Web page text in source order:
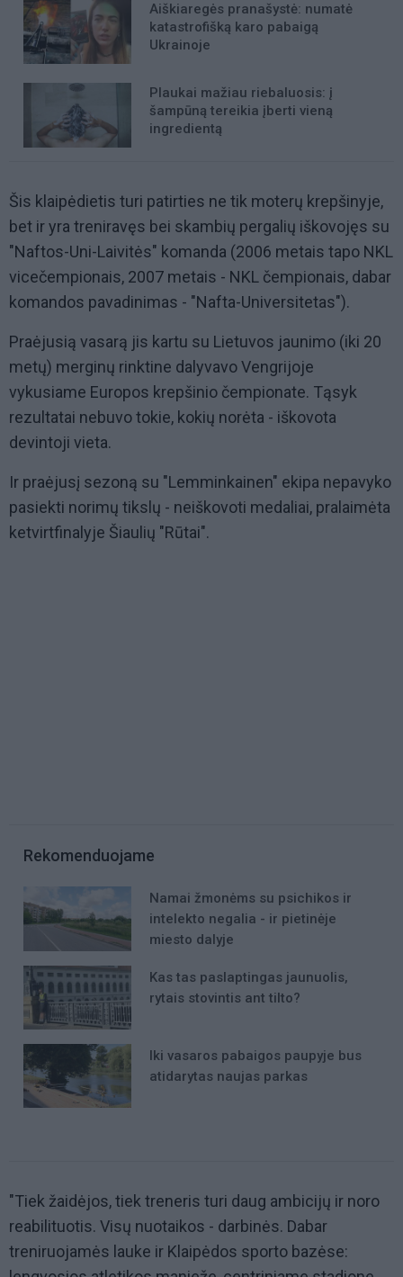
Aiškiaregės pranašystė: numatė
katastrofišką karo pabaigą
Ukrainoje
Plaukai mažiau riebaluosis: į
šampūną tereikia įberti vieną
ingredientą
Šis klaipėdietis turi patirties ne tik moterų krepšinyje,
bet ir yra treniravęs bei skambių pergalių iškovojęs su
"Naftos-Uni-Laivitės" komanda (2006 metais tapo NKL
vicečempionais, 2007 metais - NKL čempionais, dabar
komandos pavadinimas - "Nafta-Universitetas").
Praėjusią vasarą jis kartu su Lietuvos jaunimo (iki 20
metų) merginų rinktine dalyvavo Vengrijoje
vykusiame Europos krepšinio čempionate. Tąsyk
rezultatai nebuvo tokie, kokių norėta - iškovota
devintoji vieta.
Ir praėjusį sezoną su "Lemminkainen" ekipa nepavyko
pasiekti norimų tikslų - neiškovoti medaliai, pralaimėta
ketvirtfinalyje Šiaulių "Rūtai".
Rekomenduojame
Namai žmonėms su psichikos ir
intelekto negalia - ir pietinėje
miesto dalyje
Kas tas paslaptingas jaunuolis,
rytais stovintis ant tilto?
Iki vasaros pabaigos paupyje bus
atidarytas naujas parkas
"Tiek žaidėjos, tiek treneris turi daug ambicijų ir noro
reabilituotis. Visų nuotaikos - darbinės. Dabar
treniruojamės lauke ir Klaipėdos sporto bazėse: